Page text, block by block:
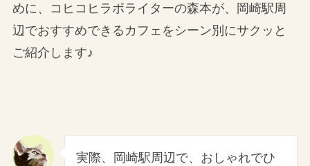
めに、コヒコヒラボライターの森本が、岡崎駅周
辺でおすすめできるカフェをシーン別にサクッと
ご紹介します♪
実際、岡崎駅周辺で、おしゃれでひ